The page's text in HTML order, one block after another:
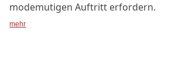
modemutigen Auftritt erfordern.
mehr